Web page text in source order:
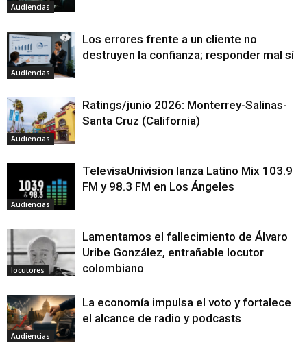
Audiencias
Audiencias
Los errores frente a un cliente no
destruyen la confianza; responder mal sí
Audiencias
Ratings/junio 2026: Monterrey-Salinas-
Santa Cruz (California)
Audiencias
TelevisaUnivision lanza Latino Mix 103.9
FM y 98.3 FM en Los Ángeles
locutores
Lamentamos el fallecimiento de Álvaro
Uribe González, entrañable locutor
colombiano
Audiencias
La economía impulsa el voto y fortalece
el alcance de radio y podcasts